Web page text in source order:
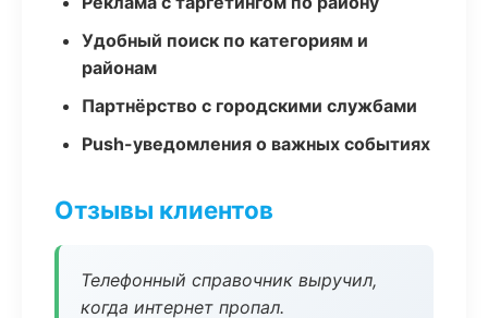
Удобный поиск по категориям и
районам
Партнёрство с городскими службами
Push-уведомления о важных событиях
Отзывы клиентов
Телефонный справочник выручил,
когда интернет пропал.